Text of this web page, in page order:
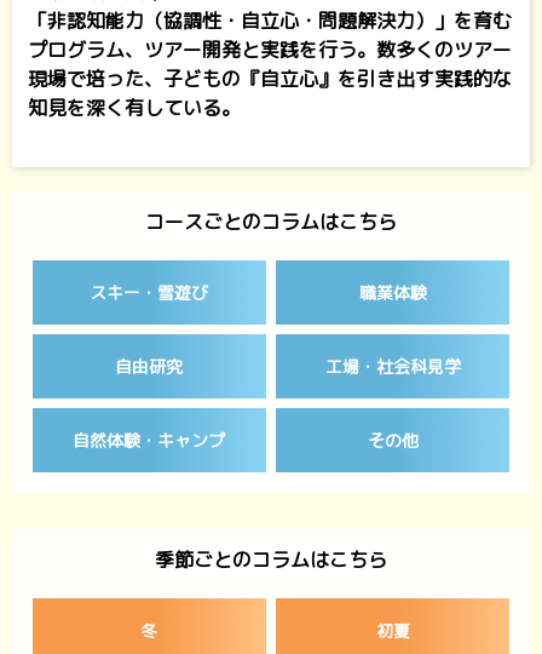
「非認知能力（協調性・自立心・問題解決力）」を育む
プログラム、ツアー開発と実践を行う。数多くのツアー
現場で培った、子どもの『自立心』を引き出す実践的な
知見を深く有している。
コースごとのコラムはこちら
スキー・雪遊び 職業体験
自由研究 工場・社会科見学
自然体験・キャンプ その他
季節ごとのコラムはこちら
冬 初夏